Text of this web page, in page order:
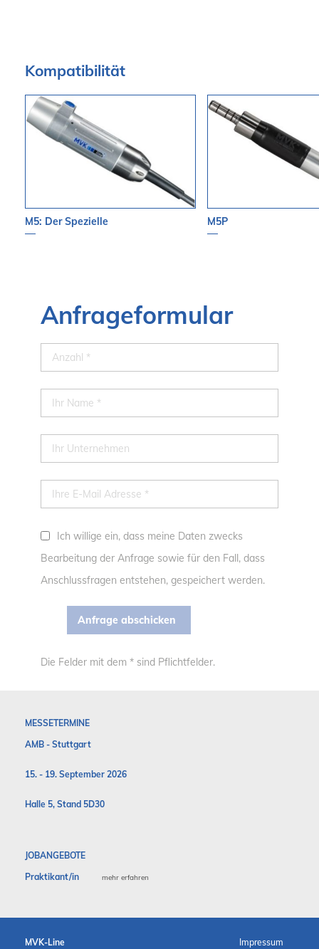
Kompatibilität
M5: Der Spezielle M5P
Anfrageformular
Ich willige ein, dass meine Daten zwecks
Bearbeitung der Anfrage sowie für den Fall, dass
Anschlussfragen entstehen, gespeichert werden.
Die Felder mit dem * sind Pflichtfelder.
MESSETERMINE
AMB - Stuttgart
15. - 19. September 2026
Halle 5, Stand 5D30
JOBANGEBOTE
Praktikant/in
mehr erfahren
MVK-Line Impressum